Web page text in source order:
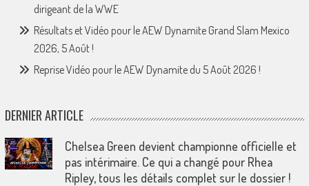
dirigeant de la WWE
Résultats et Vidéo pour le AEW Dynamite Grand Slam Mexico
2026, 5 Août !
Reprise Vidéo pour le AEW Dynamite du 5 Août 2026 !
DERNIER ARTICLE
Chelsea Green devient championne officielle et
pas intérimaire. Ce qui a changé pour Rhea
Ripley, tous les détails complet sur le dossier !